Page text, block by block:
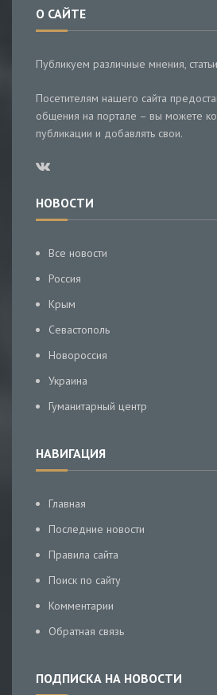
О САЙТЕ
Публикуем различные мнения,
Посетителям нашего сайта
общения на портале – вы можете
публикации и добавлять свои.
НОВОСТИ
Все новости
Россия
Крым
Севастополь
Новороссия
Украина
Гуманитарный центр
НАВИГАЦИЯ
Главная
Последние новости
Правила сайта
Поиск по сайту
Комментарии
Обратная связь
ПОДПИСКА НА НОВОСТИ